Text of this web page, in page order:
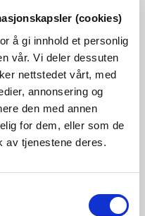
(cookies)
å gi innhold et personlig
vår. Vi deler dessuten
nettstedet vårt, med
annonsering og
den med annen
for dem, eller som de
av tjenestene deres.